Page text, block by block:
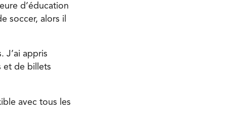
d’éducation
soccer, alors il
J’ai appris
et de billets
avec tous les